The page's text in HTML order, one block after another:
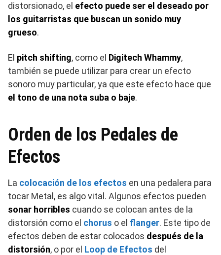
distorsionado, el efecto puede ser el deseado por
los guitarristas que buscan un sonido muy
grueso.
El pitch shifting, como el Digitech Whammy,
también se puede utilizar para crear un efecto
sonoro muy particular, ya que este efecto hace que
el tono de una nota suba o baje.
Orden de los Pedales de
Efectos
La colocación de los efectos en una pedalera para
tocar Metal, es algo vital. Algunos efectos pueden
sonar horribles cuando se colocan antes de la
distorsión como el chorus o el flanger. Este tipo de
efectos deben de estar colocados después de la
distorsión, o por el Loop de Efectos del